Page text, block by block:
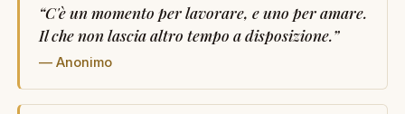
“C'è un momento per lavorare, e uno per amare.
Il che non lascia altro tempo a disposizione.”
— Anonimo